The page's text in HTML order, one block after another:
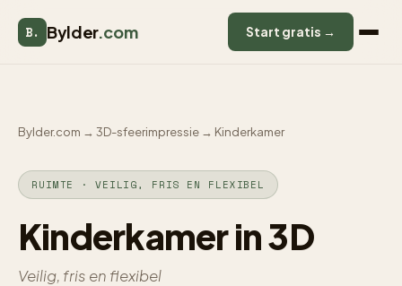
B. Bylder.com Start gratis →
Bylder.com → 3D-sfeerimpressie → Kinderkamer
RUIMTE · VEILIG, FRIS EN FLEXIBEL
Kinderkamer in 3D
Veilig, fris en flexibel